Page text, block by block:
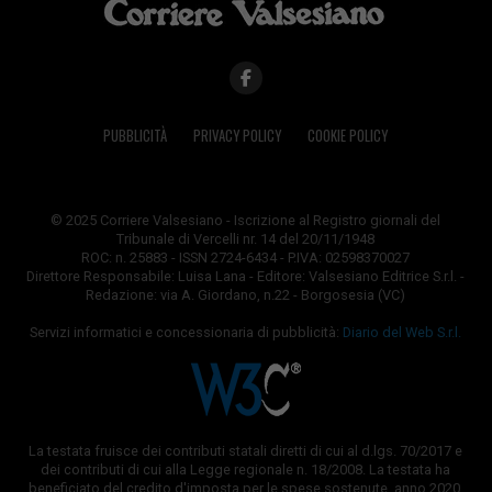
PUBBLICITÀ PRIVACY POLICY COOKIE POLICY
© 2025 Corriere Valsesiano - Iscrizione al Registro giornali del
Tribunale di Vercelli nr. 14 del 20/11/1948
ROC: n. 25883 - ISSN 2724-6434 - P.IVA: 02598370027
Direttore Responsabile: Luisa Lana - Editore: Valsesiano Editrice S.r.l. -
Redazione: via A. Giordano, n.22 - Borgosesia (VC)
Servizi informatici e concessionaria di pubblicità: Diario del Web S.r.l.
La testata fruisce dei contributi statali diretti di cui al d.lgs. 70/2017 e
dei contributi di cui alla Legge regionale n. 18/2008. La testata ha
beneficiato del credito d'imposta per le spese sostenute, anno 2020,